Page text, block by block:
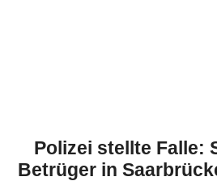
Polizei stellte Falle:
Betrüger in